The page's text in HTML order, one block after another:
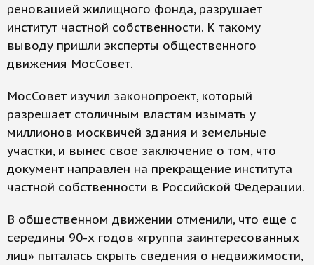
реновацией жилищного фонда, разрушает
институт частной собственности. К такому
выводу пришли эксперты общественного
движения МосСовет.
МосСовет изучил законопроект, который
разрешает столичным властям изымать у
миллионов москвичей здания и земельные
участки, и вынес свое заключение о том, что
документ направлен на прекращение института
частной собственности в Российской Федерации.
В общественном движении отменили, что еще с
середины 90-х годов «группа заинтересованных
лиц» пыталась скрыть сведения о недвижимости,